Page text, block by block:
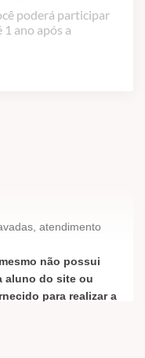
poderá participar
1 ano após a
atendimento
não possui
aluno do site ou
para realizar a